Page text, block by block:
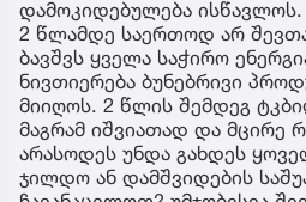
დამოკიდებულება ისწავლოს.
2 წლამდე საერთოდ არ
ბავშვს ყველა საჭირო
ნივთიერება ბუნებრივი
მიიღოს. 2 წლის შემდეგ
მაგრამ იშვიათად და მცირე
არასოდეს უნდა გახდეს
ჯილდო ან დამშვიდების